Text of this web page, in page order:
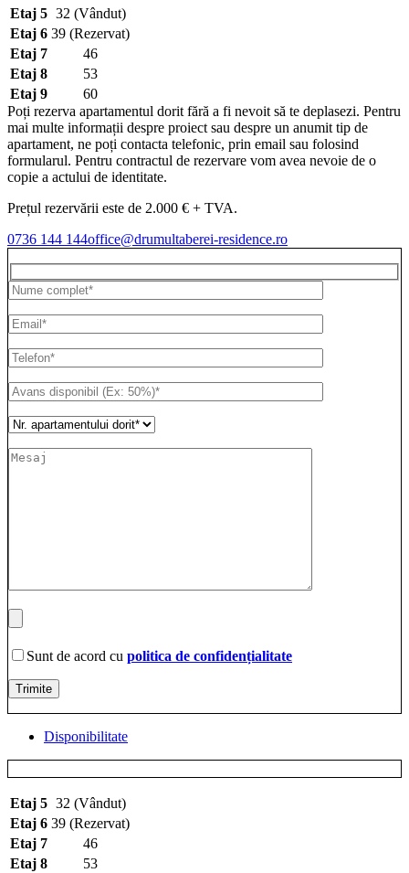
Etaj 5 32 (Vândut)
Etaj 6 39 (Rezervat)
Etaj 7
46
Etaj 8
53
Etaj 9
60
Poți rezerva apartamentul dorit fără a fi nevoit să te deplasezi. Pentru
mai multe informații despre proiect sau despre un anumit tip de
apartament, ne poți contacta telefonic, prin email sau folosind
formularul. Pentru contractul de rezervare vom avea nevoie de o
copie a actului de identitate.
Prețul rezervării este de 2.000 € + TVA.
0736 144 144office@drumultaberei-residence.ro
Sunt de acord cu politica de confidențialitate
Disponibilitate
Etaj 5 32 (Vândut)
Etaj 6 39 (Rezervat)
Etaj 7
46
Etaj 8
53